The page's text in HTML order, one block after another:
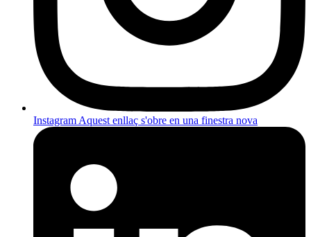
Instagram Aquest enllaç s'obre en una finestra nova